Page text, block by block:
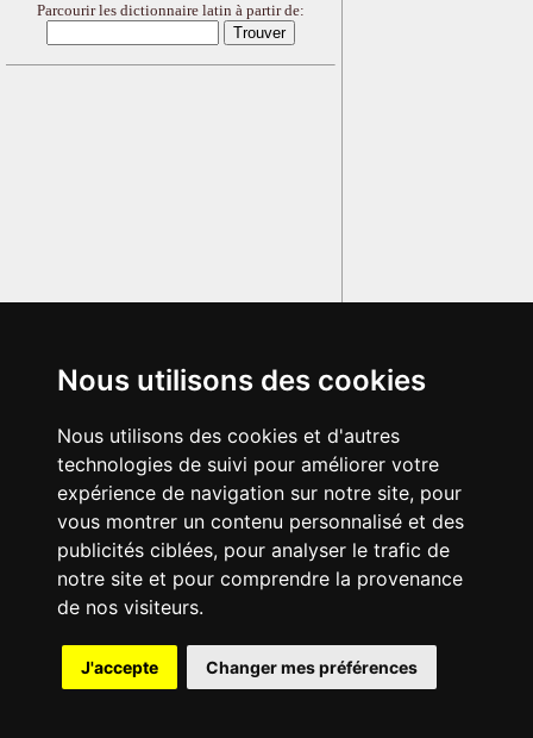
Nous utilisons des cookies
Nous utilisons des cookies et d'autres
technologies de suivi pour améliorer votre
expérience de navigation sur notre site, pour
vous montrer un contenu personnalisé et des
publicités ciblées, pour analyser le trafic de
notre site et pour comprendre la provenance
de nos visiteurs.
J'accepte Changer mes préférences
Parcourir les dictionnaire latin à partir de:
{{ID:EBURARIUS100}} ---CACHE---
© 2003-2029 - Tous droits réservés - Olivetti Media Communication